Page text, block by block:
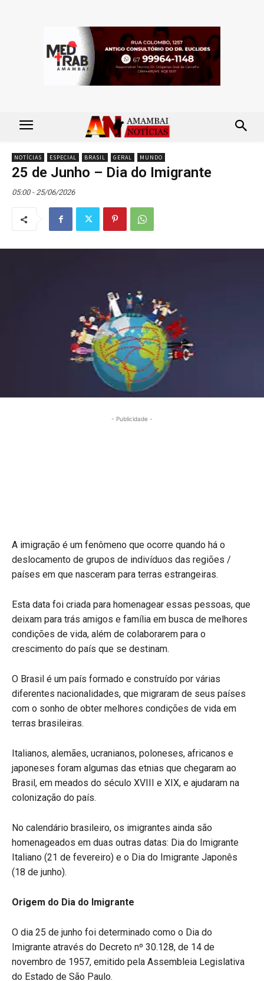
NOTÍCIAS ESPECIAL BRASIL GERAL MUNDO
25 de Junho – Dia do Imigrante
05:00 - 25/06/2026
- Publicidade -
A imigração é um fenômeno que ocorre quando há o
deslocamento de grupos de indivíduos das regiões /
países em que nasceram para terras estrangeiras.
Esta data foi criada para homenagear essas pessoas, que
deixam para trás amigos e família em busca de melhores
condições de vida, além de colaborarem para o
crescimento do país que se destinam.
O Brasil é um país formado e construído por várias
diferentes nacionalidades, que migraram de seus países
com o sonho de obter melhores condições de vida em
terras brasileiras.
Italianos, alemães, ucranianos, poloneses, africanos e
japoneses foram algumas das etnias que chegaram ao
Brasil, em meados do século XVIII e XIX, e ajudaram na
colonização do país.
No calendário brasileiro, os imigrantes ainda são
homenageados em duas outras datas: Dia do Imigrante
Italiano (21 de fevereiro) e o Dia do Imigrante Japonês
(18 de junho).
Origem do Dia do Imigrante
O dia 25 de junho foi determinado como o Dia do
Imigrante através do Decreto nº 30.128, de 14 de
novembro de 1957, emitido pela Assembleia Legislativa
do Estado de São Paulo.